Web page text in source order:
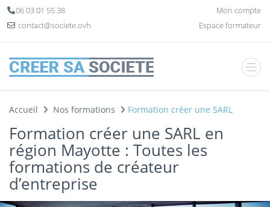
06 03 01 55 38
contact@societe.ovh
Mon compte
Espace formateur
Accueil Nos formations Formation créer une SARL
Formation créer une SARL en
région Mayotte : Toutes les
formations de créateur
d’entreprise
Panneau de gestion des cookies